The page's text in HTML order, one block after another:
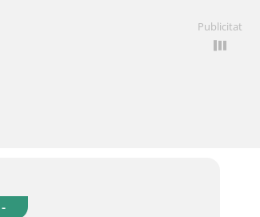
Publicitat